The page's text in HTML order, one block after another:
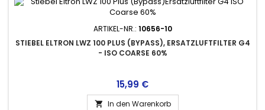
ARTIKEL-NR.: 10656-10
STIEBEL ELTRON LWZ 100 PLUS (BYPASS), ERSATZLUFTFILTER G4
- ISO COARSE 60%
Preis
15,99 €
 In den Warenkorb